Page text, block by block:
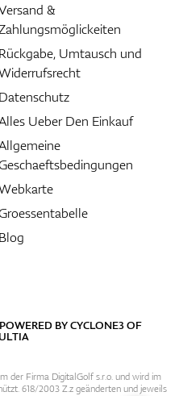
&
Rückgabe, Umtausch und
Datenschutz
Ueber Den Einkauf
Blog
BYCYCLONE3OF
der Firma DigitalGolf s.r.o. und wird im
618/2003 Z.z geänderten und jeweils